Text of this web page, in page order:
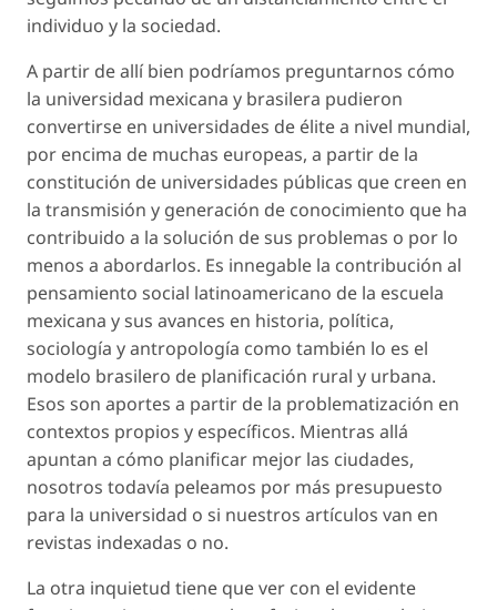
individuo y la sociedad.
A partir de allí bien podríamos preguntarnos cómo
la universidad mexicana y brasilera pudieron
convertirse en universidades de élite a nivel mundial,
por encima de muchas europeas, a partir de la
constitución de universidades públicas que creen en
la transmisión y generación de conocimiento que ha
contribuido a la solución de sus problemas o por lo
menos a abordarlos. Es innegable la contribución al
pensamiento social latinoamericano de la escuela
mexicana y sus avances en historia, política,
sociología y antropología como también lo es el
modelo brasilero de planificación rural y urbana.
Esos son aportes a partir de la problematización en
contextos propios y específicos. Mientras allá
apuntan a cómo planificar mejor las ciudades,
nosotros todavía peleamos por más presupuesto
para la universidad o si nuestros artículos van en
revistas indexadas o no.
La otra inquietud tiene que ver con el evidente